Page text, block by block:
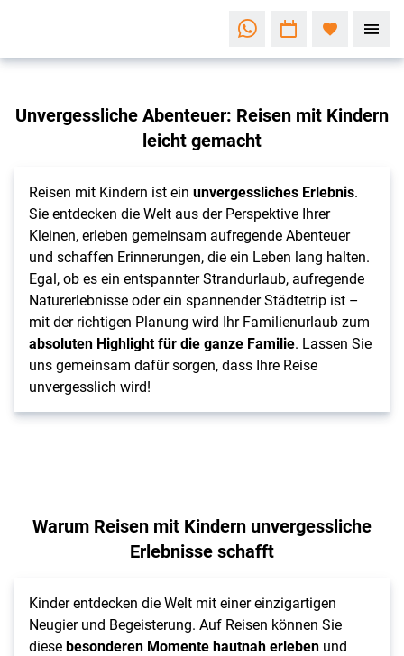
neu erleben
Reisen
mit
Kindern
Unvergessliche Abenteuer: Reisen mit Kindern
leicht gemacht
Reisen mit Kindern ist ein unvergessliches Erlebnis.
Sie entdecken die Welt aus der Perspektive Ihrer
Kleinen, erleben gemeinsam aufregende Abenteuer
und schaffen Erinnerungen, die ein Leben lang halten.
Egal, ob es ein entspannter Strandurlaub, aufregende
Naturerlebnisse oder ein spannender Städtetrip ist –
mit der richtigen Planung wird Ihr Familienurlaub zum
absoluten Highlight für die ganze Familie. Lassen Sie
uns gemeinsam dafür sorgen, dass Ihre Reise
unvergesslich wird!
Warum Reisen mit Kindern unvergessliche
Erlebnisse schafft
Kinder entdecken die Welt mit einer einzigartigen
Neugier und Begeisterung. Auf Reisen können Sie
diesebesonderen Momente hautnah erleben und